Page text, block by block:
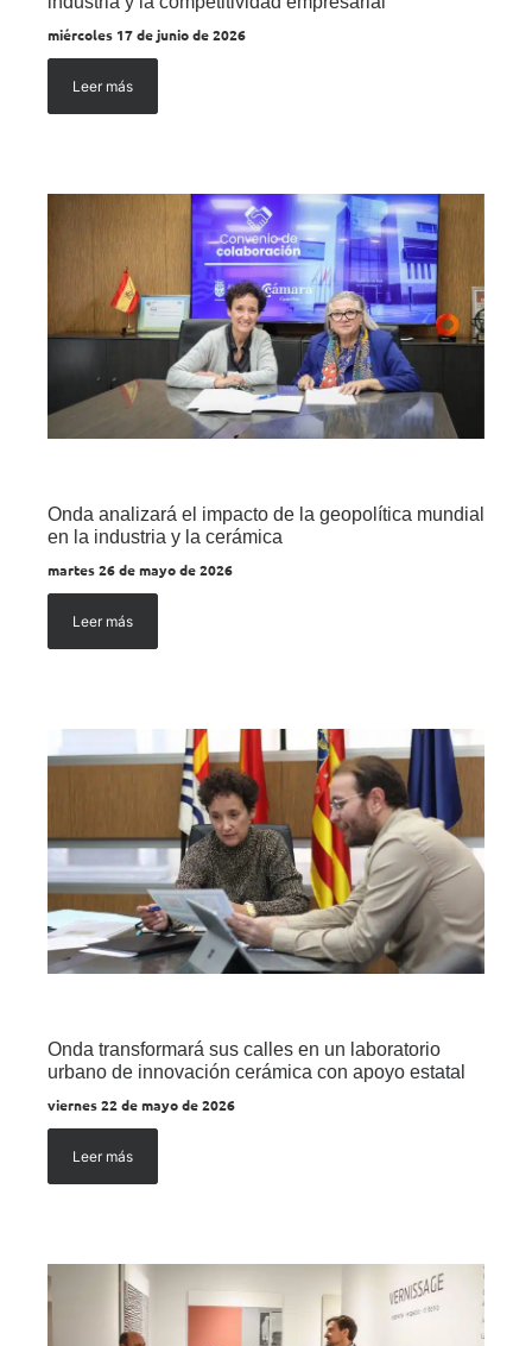
miércoles 17 de junio de 2026
Leer más
Onda analizará el impacto de la geopolítica mundial
en la industria y la cerámica
martes 26 de mayo de 2026
Leer más
Onda transformará sus calles en un laboratorio
urbano de innovación cerámica con apoyo estatal
viernes 22 de mayo de 2026
Leer más